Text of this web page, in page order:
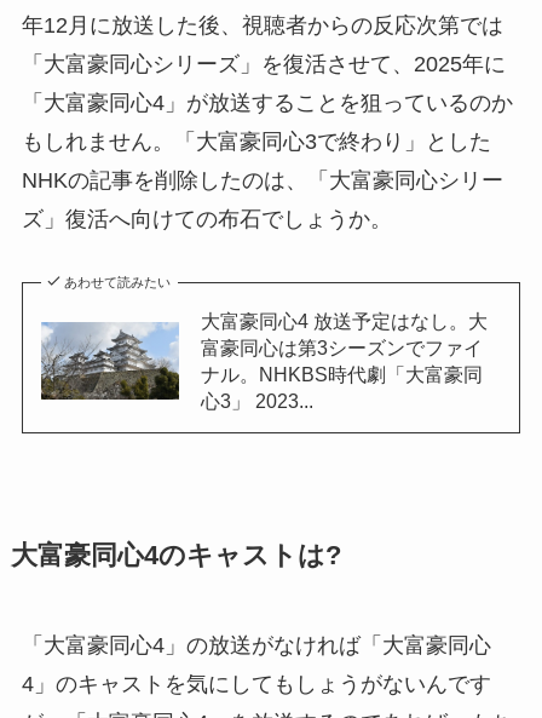
年12月に放送した後、視聴者からの反応次第では
「大富豪同心シリーズ」を復活させて、2025年に
「大富豪同心4」が放送することを狙っているのか
もしれません。「大富豪同心3で終わり」とした
NHKの記事を削除したのは、「大富豪同心シリー
ズ」復活へ向けての布石でしょうか。
あわせて読みたい
大富豪同心4 放送予定はなし。大
富豪同心は第3シーズンでファイ
ナル。NHKBS時代劇「大富豪同
心3」 2023...
大富豪同心4のキャストは?
「大富豪同心4」の放送がなければ「大富豪同心
4」のキャストを気にしてもしょうがないんです